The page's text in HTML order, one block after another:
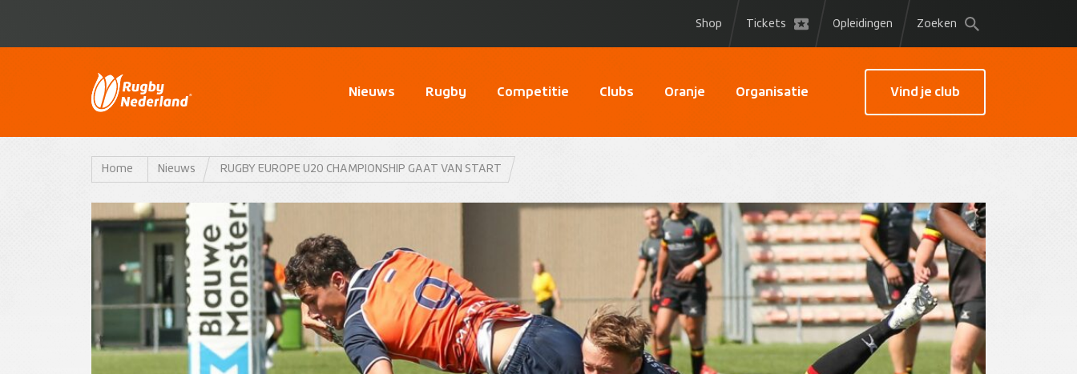
Shop Tickets Opleidingen Zoeken
Nieuws Rugby Competitie Clubs Oranje Organisatie Vind je club
Home Nieuws RUGBY EUROPE U20 CHAMPIONSHIP GAAT VAN START